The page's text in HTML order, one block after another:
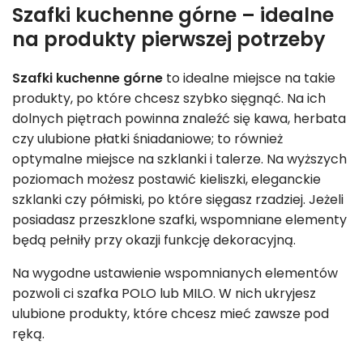
Szafki kuchenne górne – idealne
na produkty pierwszej potrzeby
Szafki kuchenne górne to idealne miejsce na takie
produkty, po które chcesz szybko sięgnąć. Na ich
dolnych piętrach powinna znaleźć się kawa, herbata
czy ulubione płatki śniadaniowe; to również
optymalne miejsce na szklanki i talerze. Na wyższych
poziomach możesz postawić kieliszki, eleganckie
szklanki czy półmiski, po które sięgasz rzadziej. Jeżeli
posiadasz przeszklone szafki, wspomniane elementy
będą pełniły przy okazji funkcję dekoracyjną.
Na wygodne ustawienie wspomnianych elementów
pozwoli ci szafka POLO lub MILO. W nich ukryjesz
ulubione produkty, które chcesz mieć zawsze pod
ręką.